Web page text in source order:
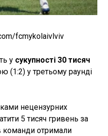
fcmykolaivlviv
у сукупності 30 тисяч
(1:2) у третьому раунді
нецензурних
5 тисяч гривень за
команди отримали